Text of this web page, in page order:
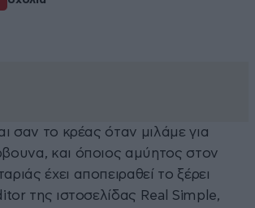
σαν το κρέας όταν μιλάμε για
και όποιος αμύητος στον
έχει αποπειραθεί το ξέρει
της ιστοσελίδας Real Simple,